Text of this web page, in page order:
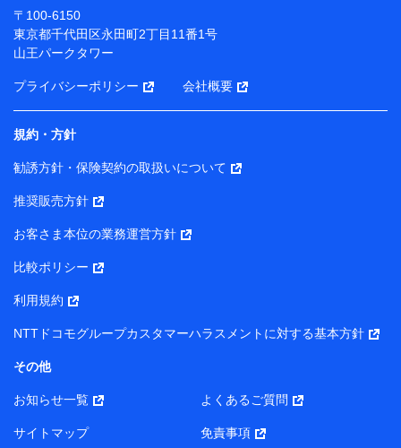
ため
（各サービスで取得したサービス利用履歴、ウェブサイ
トの閲覧履歴、購買履歴、ご契約内容等のパーソナルデ
ータを分析して、お客さまの趣味・嗜好・傾向に応じた
サービス・商品等に関するご提案や広告の配信等を行う
ことがあります。）
各種セミナーの開催のため
コンサルティングサービスの実施のため
アンケートやキャンペーン等の実施のため
上記に係る案内・手続き・管理等付帯業務を行うため
所・代表者名】
り）
株式会社NTTドコモ・フィナンシャルグループ 代表取締役
社長 廣井 孝史
東京都中央区日本橋人形町2-14-10 アーバンネット日本橋
株式会社ドコモ・インシュアランス 代表取締役社長 吉
村 忠義
〒100-6150
東京都千代田区永田町2丁目11番1号
山王パークタワー
プライバシーポリシー 会社概要
規約・方針
勧誘方針・保険契約の取扱いについて
推奨販売方針
お客さま本位の業務運営方針
比較ポリシー
利用規約
NTTドコモグループカスタマーハラスメントに対する基本方針
その他
お知らせ一覧 よくあるご質問
サイトマップ 免責事項